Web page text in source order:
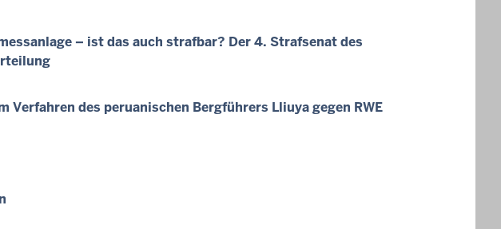
– ist das auch strafbar? Der 4. Strafsenat des
Verfahren des peruanischen Bergführers Lliuya gegen RWE